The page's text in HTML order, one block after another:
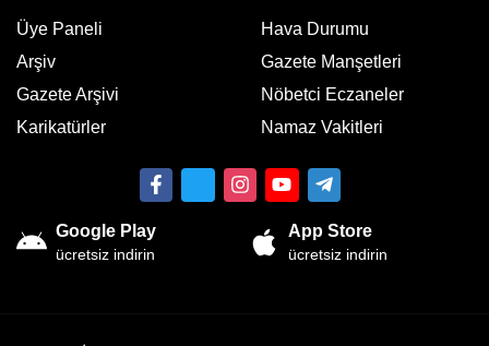
Üye Paneli
Arşiv
Gazete Arşivi
Karikatürler
Hava Durumu
Gazete Manşetleri
Nöbetci Eczaneler
Namaz Vakitleri
Google Play
ücretsiz indirin
App Store
ücretsiz indirin